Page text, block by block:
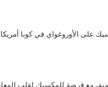
في كوبا أمريكا 2016 بنتيجة 3‑1.
مع فرصة للمكسيك لقلب